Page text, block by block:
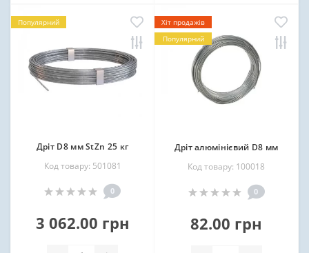
Популярний
Дріт D8 мм StZn 25 кг
Код товару: 501081
0
3 062.00 грн
Хіт продажів
Популярний
Дріт алюмінієвий D8 мм
Код товару: 100018
0
82.00 грн